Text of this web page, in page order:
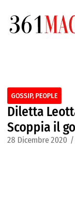
GOSSIP, PEOPLE
Diletta
Scoppia il
28 Dicembre 2020 /